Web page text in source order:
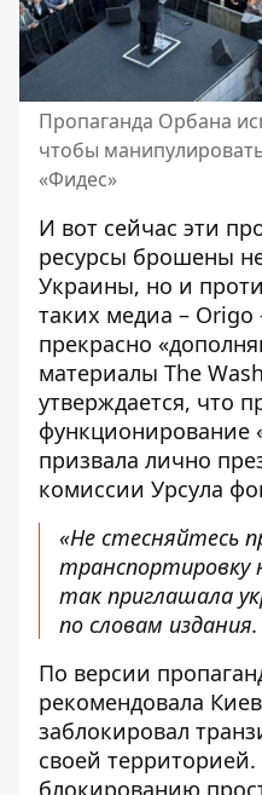
Пропаганда Орбана
чтобы
«Фидес»
И вот сейчас эти
ресурсы брошены
Украины, но и
таких медиа – Origo
прекрасно
материалы The
утверждается, что
функционирование
призвала лично
комиссии Урсула
«Не стесняйтесь
так приглашала
по словам издания.
По версии
рекомендовала
заблокировал
своей
блокированию